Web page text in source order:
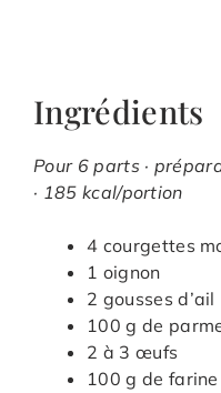
Ingrédients
Pour 6 parts ·
· 185 kcal/portion
4 courgettes
1 oignon
2 gousses d’ail
100 g de
2 à 3 œufs
100 g de farine